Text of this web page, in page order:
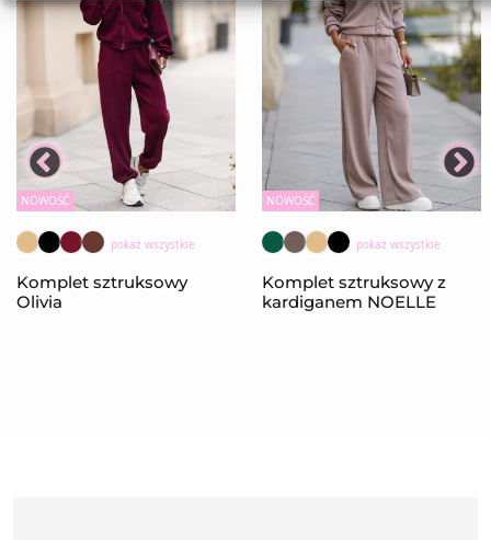
NOWOŚĆ
pokaż wszystkie
Komplet sztruksowy
Olivia
NOWOŚĆ
pokaż wszystkie
Komplet sztruksowy z
kardiganem NOELLE